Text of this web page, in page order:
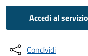
Accedi al servizio
Condividi